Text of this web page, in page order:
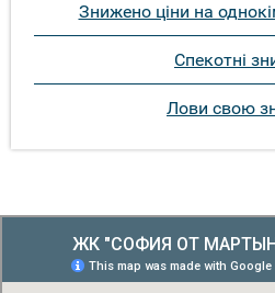
Знижено ціни на
Спекотні
Лови свою